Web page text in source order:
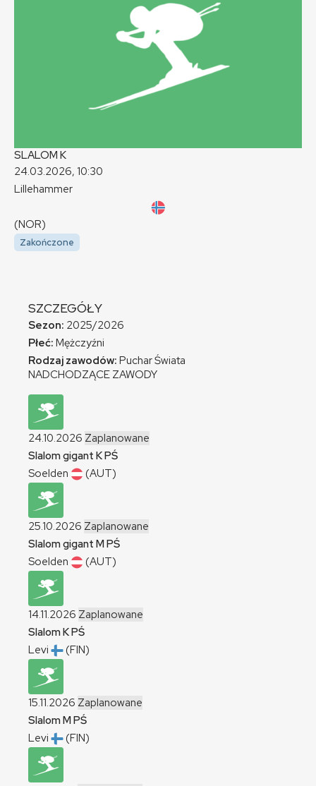
SLALOM K
24.03.2026, 10:30
Lillehammer
(NOR)
Zakończone
SZCZEGÓŁY
Sezon: 2025/2026
Płeć: Mężczyźni
Rodzaj zawodów: Puchar Świata
NADCHODZĄCE ZAWODY
24.10.2026 Zaplanowane
Slalom gigant KPŚ
Soelden
(AUT)
25.10.2026 Zaplanowane
Slalom gigant MPŚ
Soelden
(AUT)
14.11.2026 Zaplanowane
SlalomKPŚ
Levi
(FIN)
15.11.2026 Zaplanowane
SlalomMPŚ
Levi
(FIN)